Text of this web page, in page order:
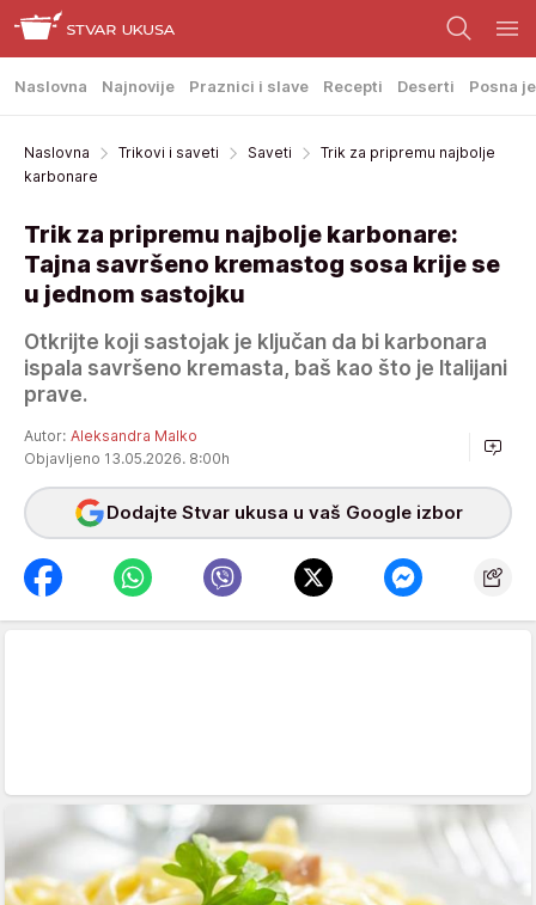
Naslovna Najnovije Praznici i slave Recepti Deserti Posna
Naslovna Trikovi i saveti Saveti
Trik za pripremu najbolje
karbonare
Trik za pripremu najbolje karbonare:
Tajna savršeno kremastog sosa krije se
u jednom sastojku
Otkrijte koji sastojak je ključan da bi karbonara
ispala savršeno kremasta, baš kao što je Italijani
prave.
Autor: Aleksandra Malko
Objavljeno 13.05.2026. 8:00h
Dodajte Stvar ukusa u vaš Google izbor